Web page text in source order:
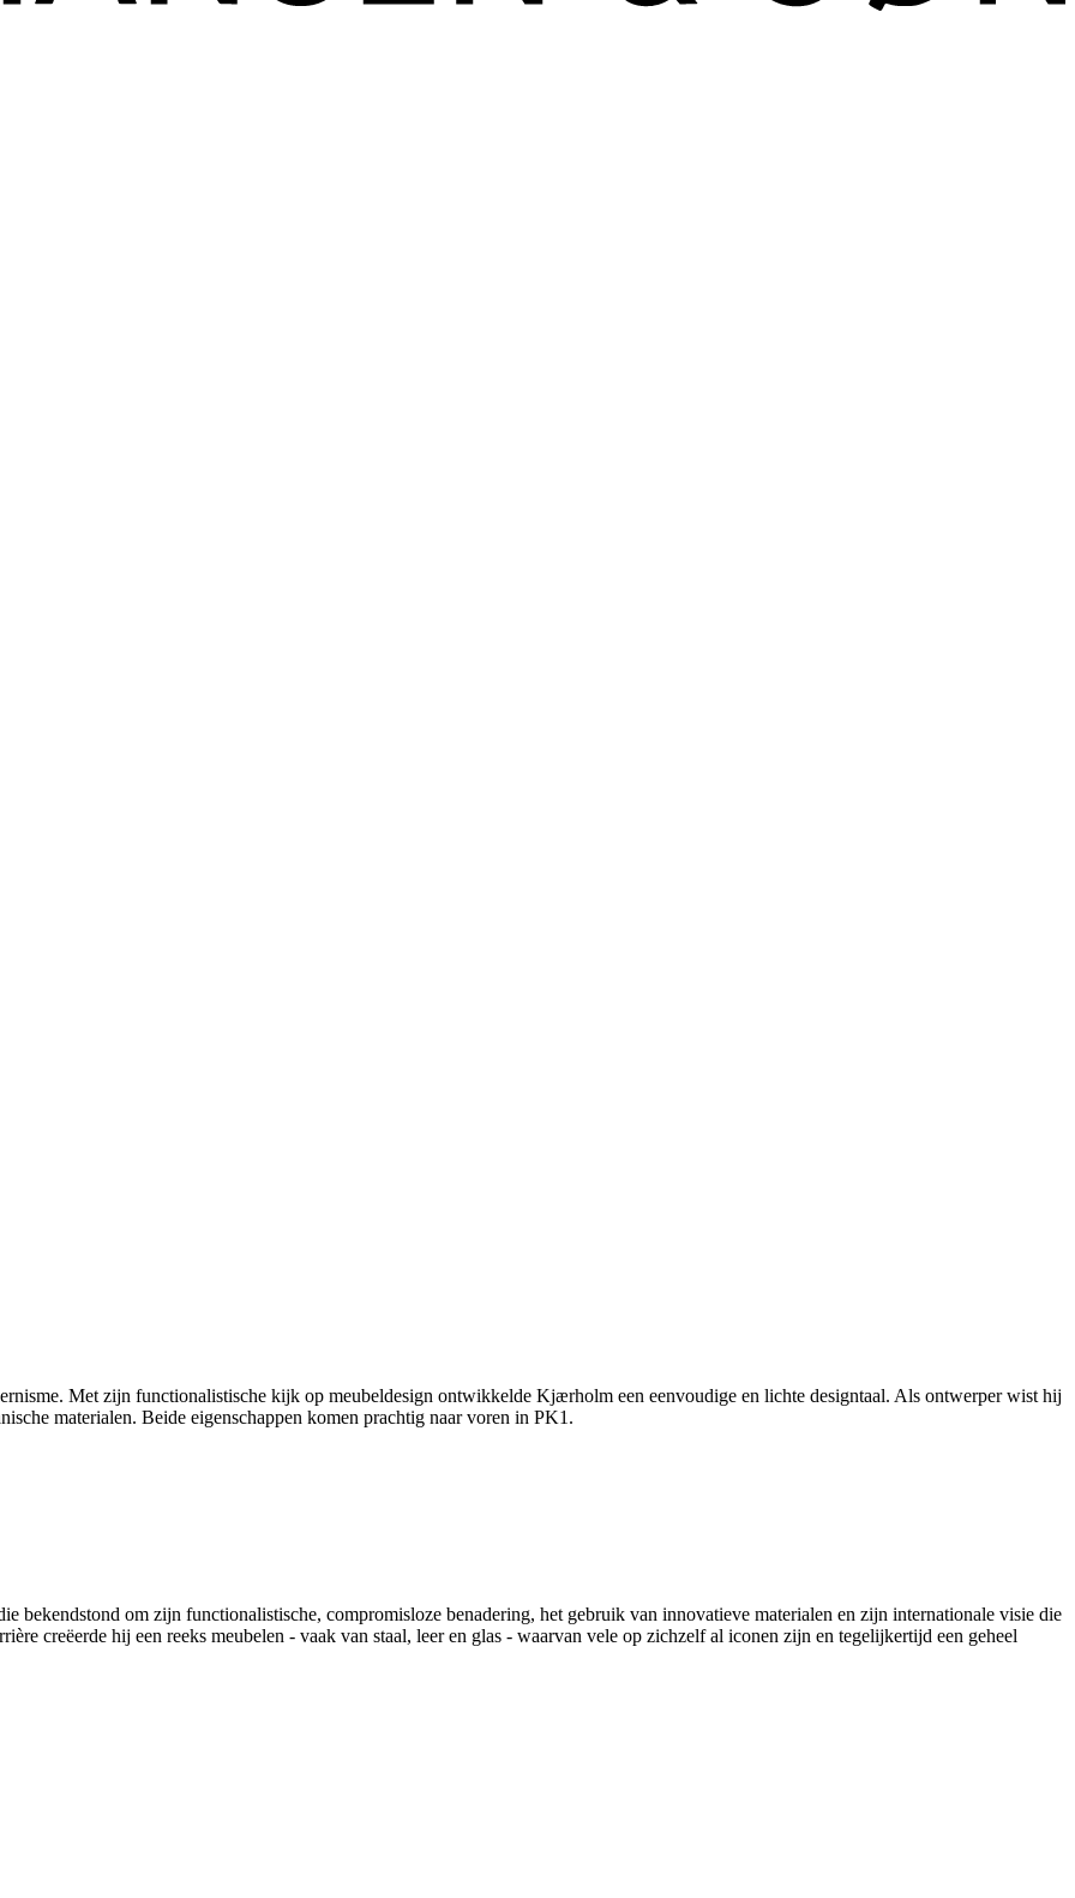
Met zijn functionalistische kijk op meubeldesign ontwikkelde Kjærholm een eenvoudige en lichte designtaal. Als ontwerper wist hij
materialen. Beide eigenschappen komen prachtig naar voren in PK1.
om zijn functionalistische, compromisloze benadering, het gebruik van innovatieve materialen en zijn internationale visie die
creëerde hij een reeks meubelen - vaak van staal, leer en glas - waarvan vele op zichzelf al iconen zijn en tegelijkertijd een geheel